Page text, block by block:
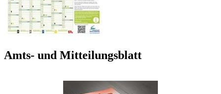
Amts- und Mitteilungsblatt